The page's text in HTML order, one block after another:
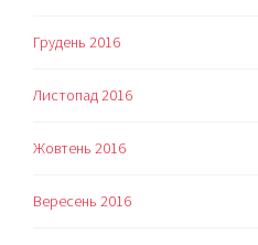
Грудень 2016
Листопад 2016
Жовтень 2016
Вересень 2016